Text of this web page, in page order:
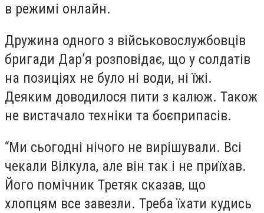
в режимі онлайн.
Дружина одного з військовослужбовців
бригади Дар’я розповідає, що у солдатів
на позиціях не було ні води, ні їжі.
Деяким доводилося пити з калюж. Також
не вистачало техніки та боєприпасів.
“Ми сьогодні нічого не вирішували. Всі
чекали Вілкула, але він так і не приїхав.
Його помічник Третяк сказав, що
хлопцям все завезли. Треба їхати кудись